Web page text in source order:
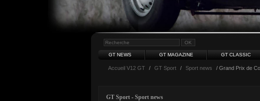
GT NEWS GT MAGAZINE GT CLASSIC
Accueil V12 GT / GT Sport / Sport news / Grand Prix de
GT Sport - Sport news